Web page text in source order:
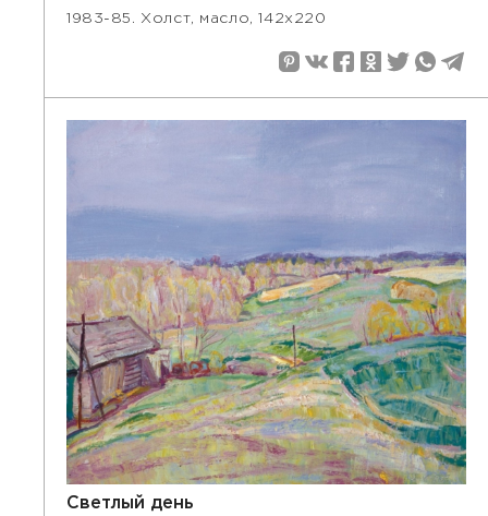
1983-85. Холст, масло, 142х220
Светлый день